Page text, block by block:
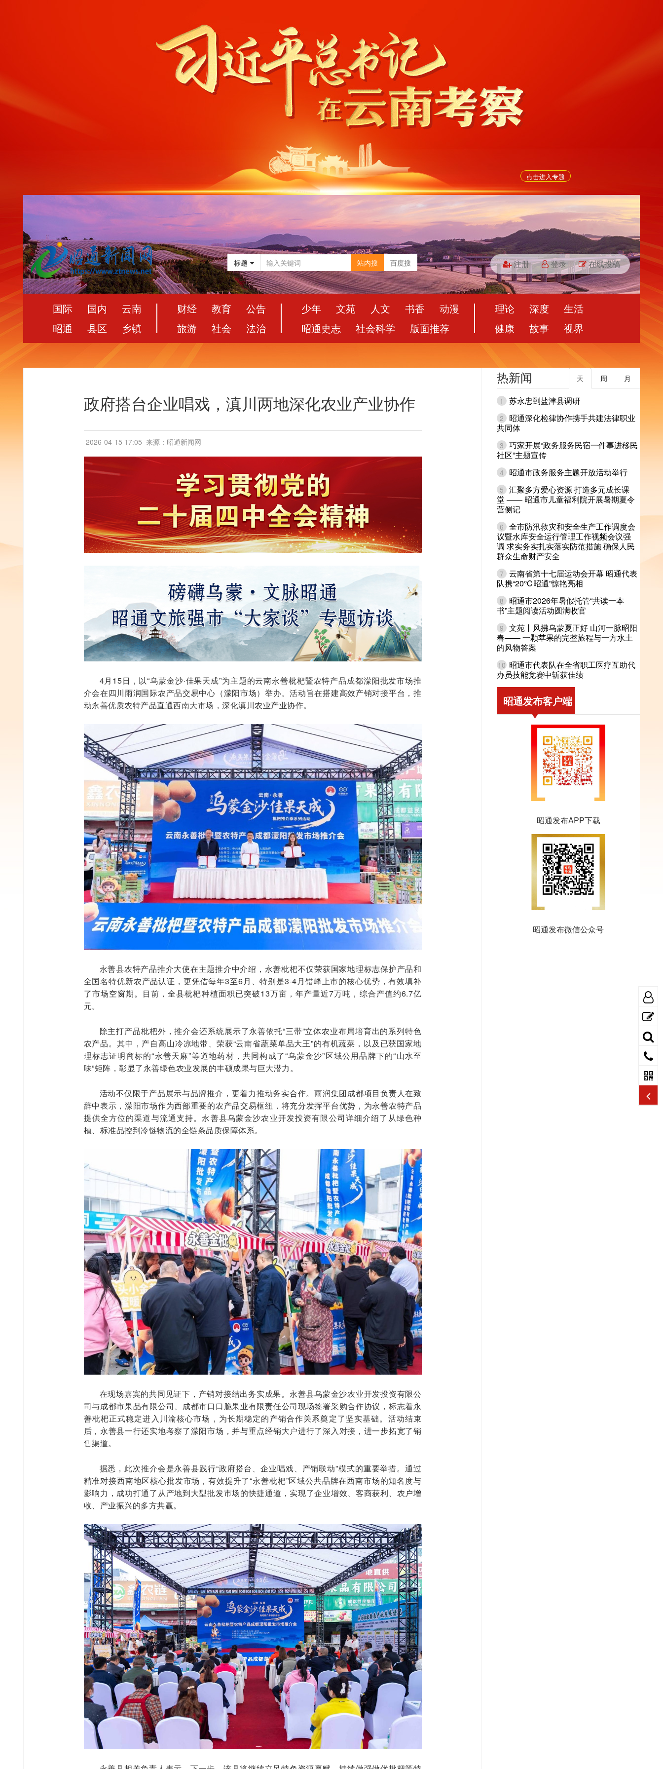
点击进入专题
标题 站内搜 百度搜 注册 登录 在线投稿
国际 国内
云南
昭通
县区 乡镇
财经 教育
公告
旅游
社会 法治
少年 文苑 人文 书香
动漫
昭通史志
社会科学 版面推荐
理论 深度
生活
健康
故事 视界
政府搭台企业唱戏，滇川两地深化农业产业协作
2026-04-15 17:05 来源：昭通新闻网
4月15日，以“乌蒙金沙·佳果天成”为主题的云南永善枇杷暨农特产品成都濛阳批发市场推
介会在四川雨润国际农产品交易中心（濛阳市场）举办。活动旨在搭建高效产销对接平台，推
动永善优质农特产品直通西南大市场，深化滇川农业产业协作。
永善县农特产品推介大使在主题推介中介绍，永善枇杷不仅荣获国家地理标志保护产品和
全国名特优新农产品认证，更凭借每年3至6月、特别是3-4月错峰上市的核心优势，有效填补
了市场空窗期。目前，全县枇杷种植面积已突破13万亩，年产量近7万吨，综合产值约6.7亿
元。
除主打产品枇杷外，推介会还系统展示了永善依托“三带”立体农业布局培育出的系列特色
农产品。其中，产自高山冷凉地带、荣获“云南省蔬菜单品大王”的有机蔬菜，以及已获国家地
理标志证明商标的“永善天麻”等道地药材，共同构成了“乌蒙金沙”区域公用品牌下的“山水至
味”矩阵，彰显了永善绿色农业发展的丰硕成果与巨大潜力。
活动不仅限于产品展示与品牌推介，更着力推动务实合作。雨润集团成都项目负责人在致
辞中表示，濛阳市场作为西部重要的农产品交易枢纽，将充分发挥平台优势，为永善农特产品
提供全方位的渠道与流通支持。永善县乌蒙金沙农业开发投资有限公司详细介绍了从绿色种
植、标准品控到冷链物流的全链条品质保障体系。
在现场嘉宾的共同见证下，产销对接结出务实成果。永善县乌蒙金沙农业开发投资有限公
司与成都市果品有限公司、成都市口口脆果业有限责任公司现场签署采购合作协议，标志着永
善枇杷正式稳定进入川渝核心市场，为长期稳定的产销合作关系奠定了坚实基础。活动结束
后，永善县一行还实地考察了濛阳市场，并与重点经销大户进行了深入对接，进一步拓宽了销
售渠道。
据悉，此次推介会是永善县践行“政府搭台、企业唱戏、产销联动”模式的重要举措。通过
精准对接西南地区核心批发市场，有效提升了“永善枇杷”区域公共品牌在西南市场的知名度与
影响力，成功打通了从产地到大型批发市场的快捷通道，实现了企业增效、客商获利、农户增
收、产业振兴的多方共赢。
热新闻 月
周
天
1 苏永忠到盐津县调研
2
昭通深化检律协作携手共建法律职业
共同体
3 巧家开展“政务服务民宿一件事进移民
社区”主题宣传
4 昭通市政务服务主题开放活动举行
5 汇聚多方爱心资源 打造多元成长课
堂 —— 昭通市儿童福利院开展暑期夏令
营侧记
6 全市防汛救灾和安全生产工作调度会
议暨水库安全运行管理工作视频会议强
调 求实务实扎实落实防范措施 确保人民
群众生命财产安全
7 云南省第十七届运动会开幕 昭通代表
队携“20℃昭通”惊艳亮相
8
昭通市2026年暑假托管“共读一本
书”主题阅读活动圆满收官
9 文苑丨风拂乌蒙夏正好 山河一脉昭阳
春—— 一颗苹果的完整旅程与一方水土
的风物答案
10 昭通市代表队在全省职工医疗互助代
办员技能竞赛中斩获佳绩
昭通发布客户端
昭通发布APP下载
昭通发布微信公众号